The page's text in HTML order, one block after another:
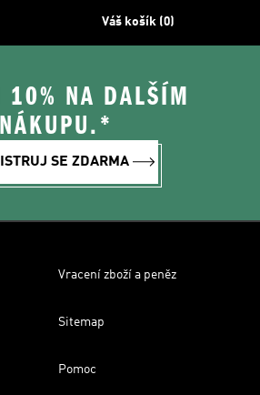
Váš košík (0)
10% NA DALŠÍM
NÁKUPU.*
SE ZDARMA
Vracení zboží a peněz
Sitemap
Pomoc